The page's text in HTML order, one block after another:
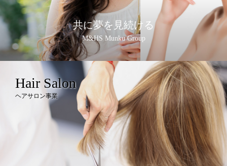
共に夢を見続ける
M&HS Munku Group
Hair Salon
ヘアサロン事業